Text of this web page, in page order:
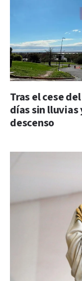
Tras el cese
días sin
descenso